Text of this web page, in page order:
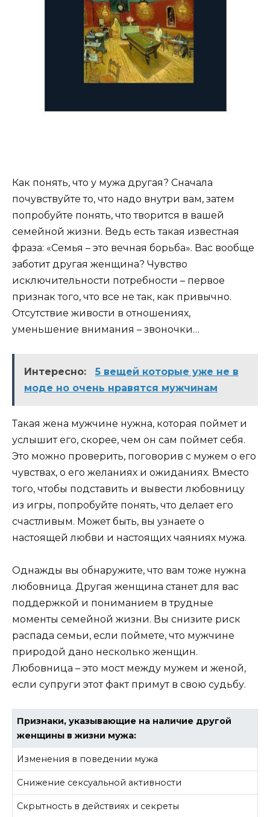
Как понять, что у мужа другая? Сначала
почувствуйте то, что надо внутри вам, затем
попробуйте понять, что творится в вашей
семейной жизни. Ведь есть такая известная
фраза: «Семья – это вечная борьба». Вас вообще
заботит другая женщина? Чувство
исключительности потребности – первое
признак того, что все не так, как привычно.
Отсутствие живости в отношениях,
уменьшение внимания – звоночки…
Интересно:
5 вещей которые уже не в
моде но очень нравятся мужчинам
Такая жена мужчине нужна, которая поймет и
услышит его, скорее, чем он сам поймет себя.
Это можно проверить, поговорив с мужем о его
чувствах, о его желаниях и ожиданиях. Вместо
того, чтобы подставить и вывести любовницу
из игры, попробуйте понять, что делает его
счастливым. Может быть, вы узнаете о
настоящей любви и настоящих чаяниях мужа.
Однажды вы обнаружите, что вам тоже нужна
любовница. Другая женщина станет для вас
поддержкой и пониманием в трудные
моменты семейной жизни. Вы снизите риск
распада семьи, если поймете, что мужчине
природой дано несколько женщин.
Любовница – это мост между мужем и женой,
если супруги этот факт примут в свою судьбу.
Признаки, указывающие на наличие другой
женщины в жизни мужа:
Изменения в поведении мужа
Снижение сексуальной активности
Скрытность в действиях и секреты